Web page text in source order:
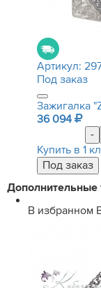
Артикул:
Под заказ
Зажигалка
36 094
-
Купить в 1
Дополнительные
В избранном